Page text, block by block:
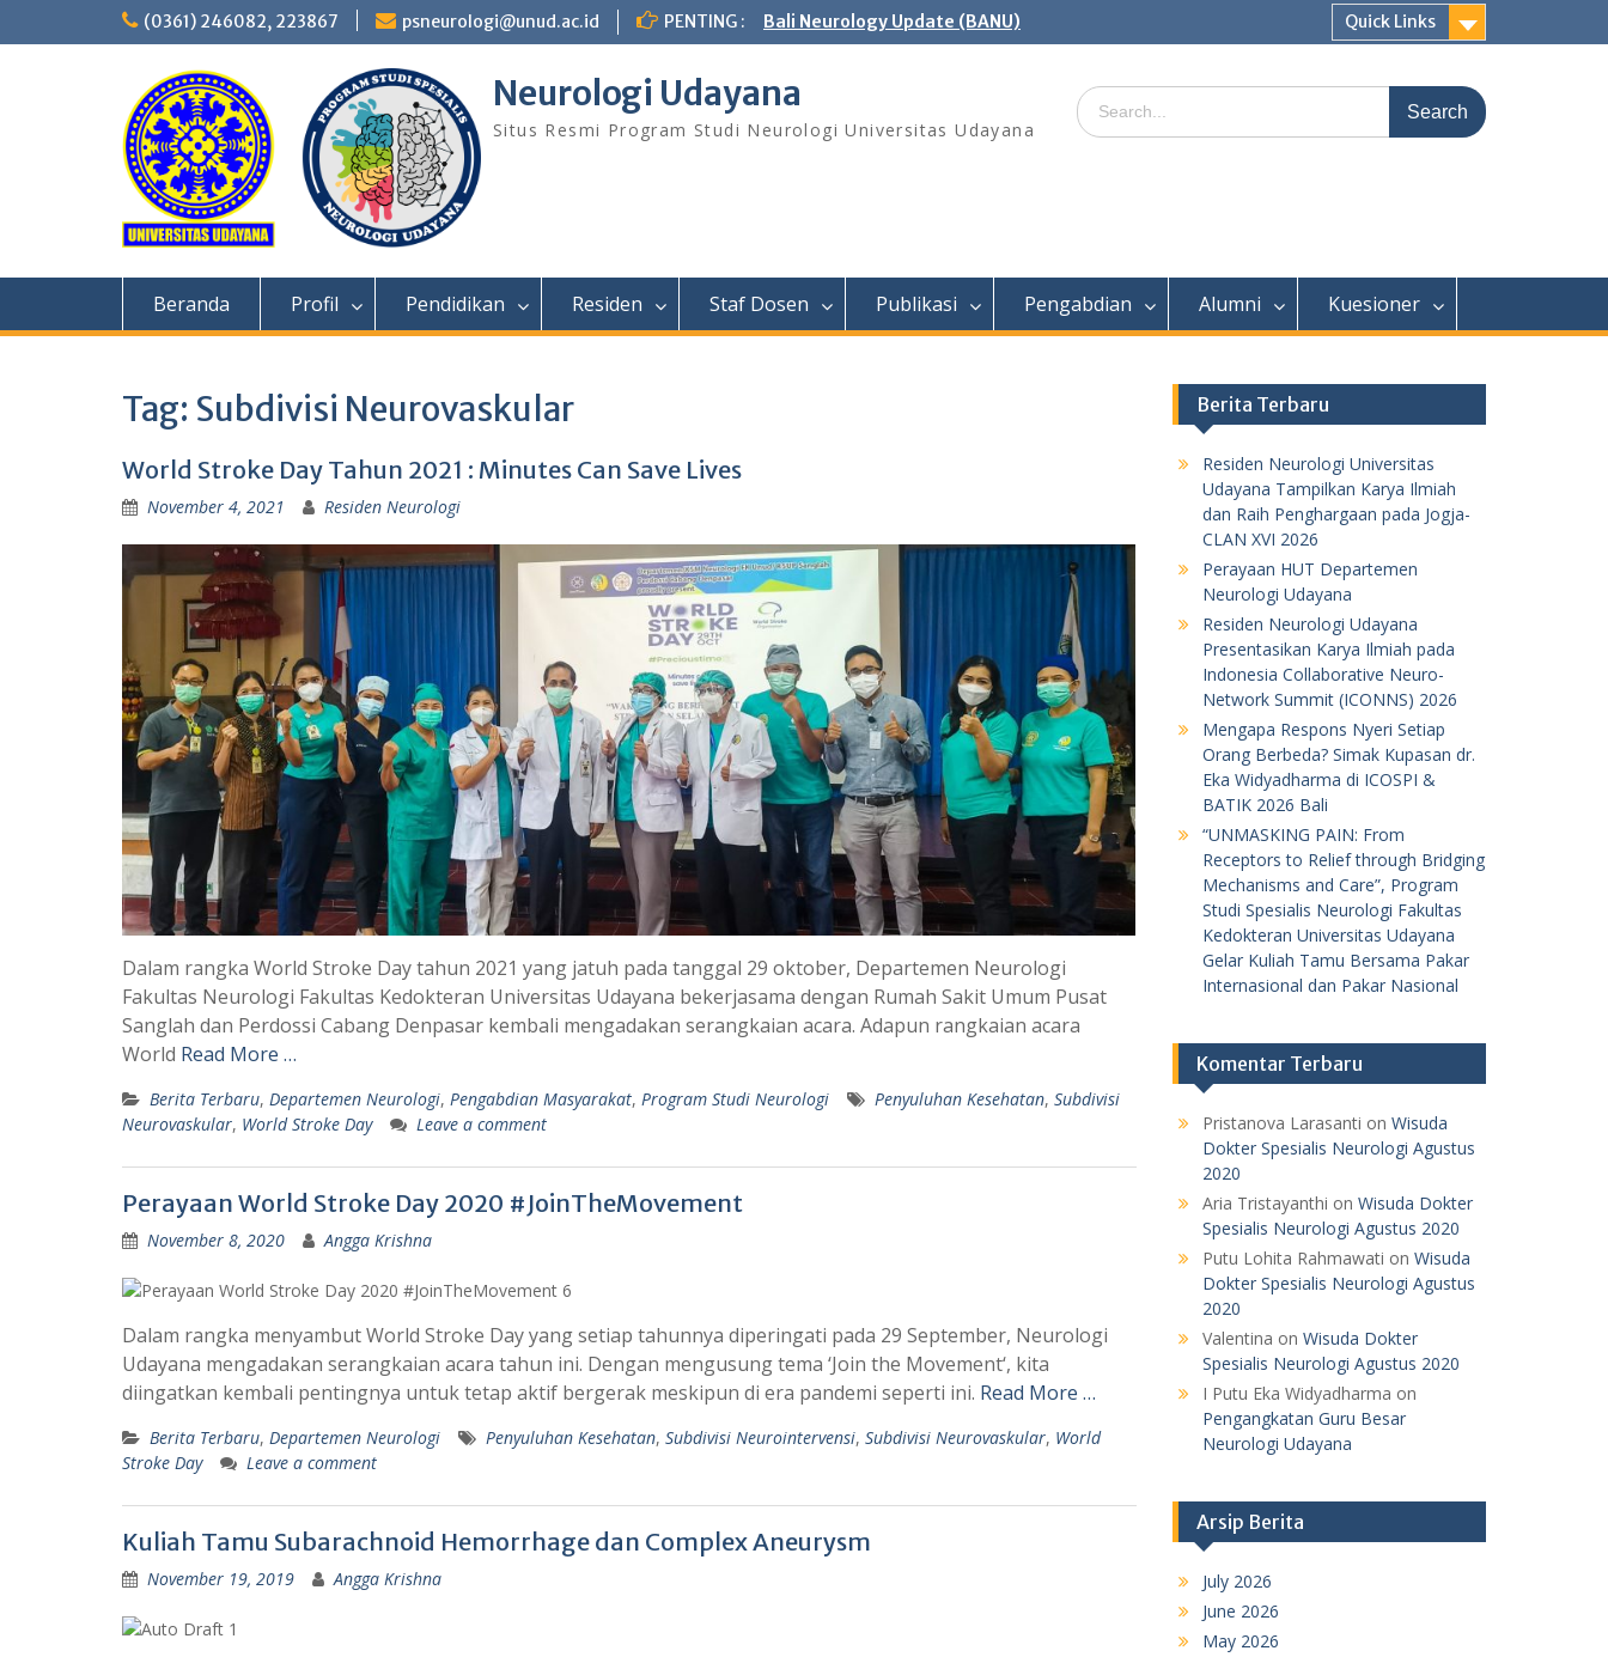
(0361) 246082, 223867 psneurologi@unud.ac.id PENTING : Bali Neurology Update (BANU) Quick Links
Neurologi Udayana
Situs Resmi Program Studi Neurologi Universitas Udayana
Search
for:
Beranda Profil Pendidikan Residen Staf Dosen Publikasi Pengabdian Alumni Kuesioner
Tag: Subdivisi Neurovaskular
World Stroke Day Tahun 2021 : Minutes Can Save Lives
November 4, 2021 Residen Neurologi
Dalam rangka World Stroke Day tahun 2021 yang jatuh pada tanggal 29 oktober, Departemen Neurologi
Fakultas Neurologi Fakultas Kedokteran Universitas Udayana bekerjasama dengan Rumah Sakit Umum Pusat
Sanglah dan Perdossi Cabang Denpasar kembali mengadakan serangkaian acara. Adapun rangkaian acara
World Read More …
Berita Terbaru, Departemen Neurologi, Pengabdian Masyarakat, Program Studi Neurologi Penyuluhan Kesehatan, Subdivisi
Neurovaskular, World Stroke Day Leave a comment
Perayaan World Stroke Day 2020 #JoinTheMovement
November 8, 2020 Angga Krishna
Dalam rangka menyambut World Stroke Day yang setiap tahunnya diperingati pada 29 September, Neurologi
Udayana mengadakan serangkaian acara tahun ini. Dengan mengusung tema ‘Join the Movement‘, kita
diingatkan kembali pentingnya untuk tetap aktif bergerak meskipun di era pandemi seperti ini. Read More …
Berita Terbaru, Departemen Neurologi Penyuluhan Kesehatan, Subdivisi Neurointervensi, Subdivisi Neurovaskular, World
Stroke Day
Leave a comment
Kuliah Tamu Subarachnoid Hemorrhage dan Complex Aneurysm
November 19, 2019 Angga Krishna
Berita Terbaru
Residen Neurologi Universitas
Udayana Tampilkan Karya Ilmiah
dan Raih Penghargaan pada Jogja-
CLAN XVI 2026
Perayaan HUT Departemen
Neurologi Udayana
Residen Neurologi Udayana
Presentasikan Karya Ilmiah pada
Indonesia Collaborative Neuro-
Network Summit (ICONNS) 2026
Mengapa Respons Nyeri Setiap
Orang Berbeda? Simak Kupasan dr.
Eka Widyadharma di ICOSPI &
BATIK 2026 Bali
“UNMASKING PAIN: From
Receptors to Relief through Bridging
Mechanisms and Care”, Program
Studi Spesialis Neurologi Fakultas
Kedokteran Universitas Udayana
Gelar Kuliah Tamu Bersama Pakar
Internasional dan Pakar Nasional
Komentar Terbaru
Pristanova Larasanti on Wisuda
Dokter Spesialis Neurologi Agustus
2020
Aria Tristayanthi on Wisuda Dokter
Spesialis Neurologi Agustus 2020
Putu Lohita Rahmawati on Wisuda
Dokter Spesialis Neurologi Agustus
2020
Valentina on Wisuda Dokter
Spesialis Neurologi Agustus 2020
I Putu Eka Widyadharma on
Pengangkatan Guru Besar
Neurologi Udayana
Arsip Berita
July 2026
June 2026
May 2026